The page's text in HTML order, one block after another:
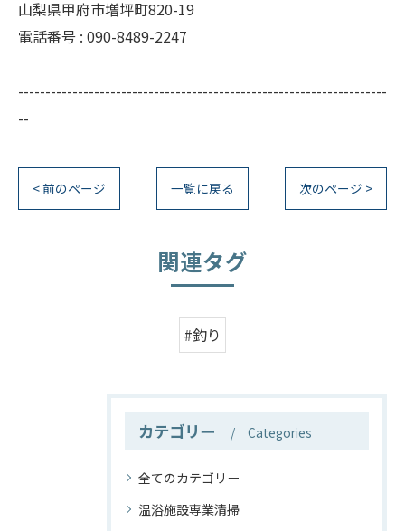
山梨県甲府市増坪町820-19
電話番号 : 090-8489-2247
--------------------------------------------------------------------
--
< 前のページ 一覧に戻る 次のページ >
関連タグ
#釣り
カテゴリー Categories
全てのカテゴリー
温浴施設専業清掃